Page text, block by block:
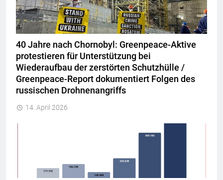
40 Jahre nach Chornobyl: Greenpeace-Aktive
protestieren für Unterstützung bei
Wiederaufbau der zerstörten Schutzhülle /
Greenpeace-Report dokumentiert Folgen des
russischen Drohnenangriffs
14. April 2026